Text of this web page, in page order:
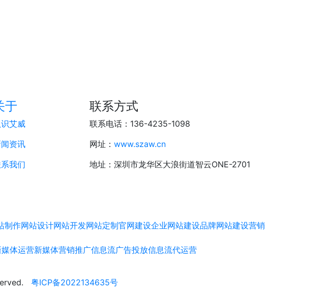
于
艾威
资讯
我们
联系方式
联系电话：136-4235-1098
网址： www.szaw.cn
地址：深圳市龙华区大浪街道智云ONE-2701
制作网站设计网站开发网站定制官网建设企业网站建设品牌网站建设营销
媒体运营新媒体营销推广信息流广告投放信息流代运营
粤ICP备2022134635号